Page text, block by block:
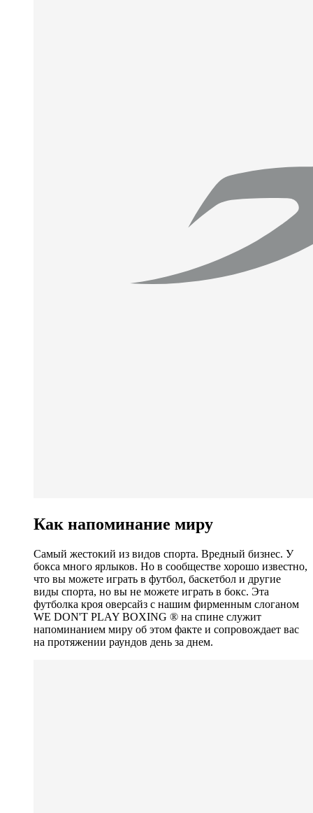
Как напоминание миру
Самый жестокий из видов спорта. Вредный бизнес. У
бокса много ярлыков. Но в сообществе хорошо известно,
что вы можете играть в футбол, баскетбол и другие
виды спорта, но вы не можете играть в бокс. Эта
футболка кроя оверсайз с нашим фирменным слоганом
WE DON'T PLAY BOXING ®️ на спине служит
напоминанием миру об этом факте и сопровождает вас
на протяжении раундов день за днем.